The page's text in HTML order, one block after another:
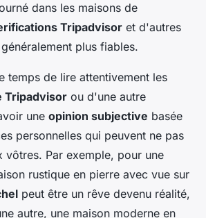
dans les maisons de
Tripadvisor et d'autres
plus fiables.
temps de lire attentivement les
Tripadvisor ou d'une autre
une opinion subjective basée
personnelles qui peuvent ne pas
vôtres. Par exemple, pour une
rustique en pierre avec vue sur
peut être un rêve devenu réalité,
autre, une maison moderne en